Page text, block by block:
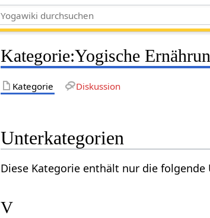
Kategorie:Yogische
Kategorie Diskussion
Unterkategorien
Diese Kategorie enthält nur die folgende
V